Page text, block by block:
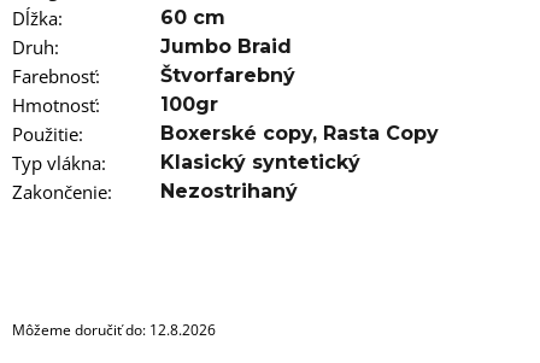
Dĺžka: 60 cm
Druh: Jumbo Braid
Farebnosť: Štvorfarebný
Hmotnosť: 100gr
Použitie: Boxerské copy, Rasta Copy
Typ vlákna: Klasický syntetický
Zakončenie: Nezostrihaný
Môžeme doručiť do: 12.8.2026
m
e
FARBA
NA
VLASY
IROIRO
-
20